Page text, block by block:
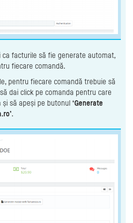
ca facturile să fie generate automat,
fiecare comandă.
pentru fiecare comandă trebuie să
dai click pe comanda pentru care
să apeși pe butonul ‘Generate
.